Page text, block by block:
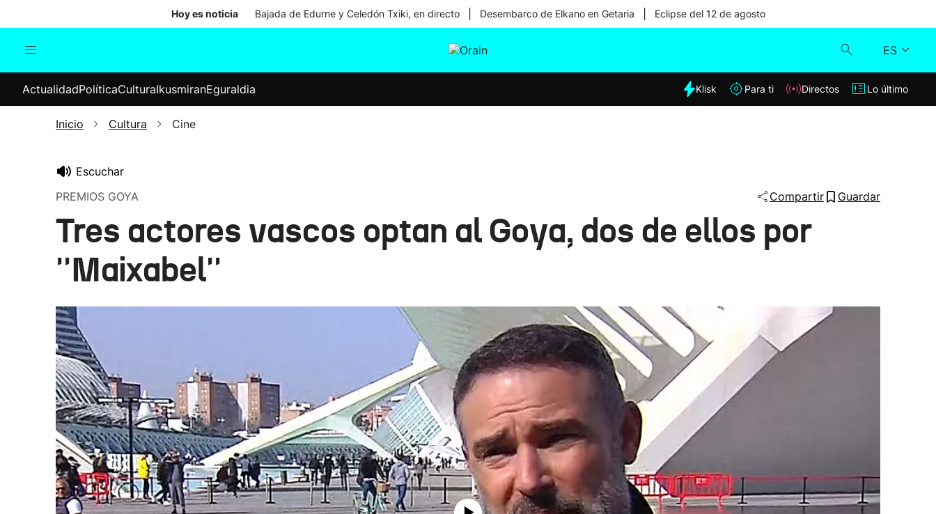
Hoy es noticia Bajada de Edurne y Celedón Txiki, en directo Desembarco de Elkano en Getaria Eclipse del 12 de agosto
ES
Internacional
Elecciones
Klisk
ActualidadPolíticaCulturaIkusmiranEguraldia Klisk Para ti Directos Lo último
Inicio Cultura Cine
Escuchar
PREMIOS GOYA
Compartir Guardar
Tres actores vascos optan al Goya, dos de ellos por
''Maixabel''